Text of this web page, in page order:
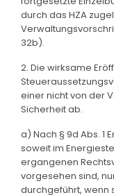
durch das HZA
32b).
2. Die wirksame
einer nicht von der
Sicherheit ab.
a) Nach § 9d Abs. 1
soweit im
ergangenen
vorgesehen sind,
durchgeführt, wenn